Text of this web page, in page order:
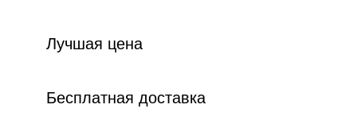
Лучшая цена
Бесплатная доставка